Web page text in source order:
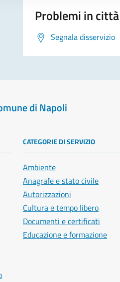
Problemi in città
Segnala disservizio
di Napoli
CATEGORIE DI SERVIZIO
Ambiente
Anagrafe e stato civile
Autorizzazioni
Cultura e tempo libero
Documenti e certificati
Educazione e formazione